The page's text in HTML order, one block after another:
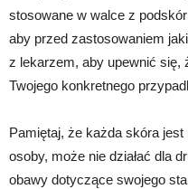
stosowane w walce z
aby przed zastosowaniem
z lekarzem, aby upewnić się,
Twojego konkretnego
Pamiętaj, że każda skóra jest
osoby, może nie działać dla
obawy dotyczące swojego